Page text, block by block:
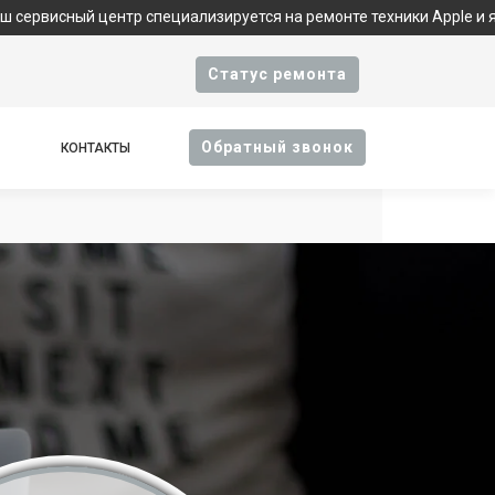
специализируется на ремонте техники Apple и является
Cтатус ремонта
КОНТАКТЫ Oбратный звонок